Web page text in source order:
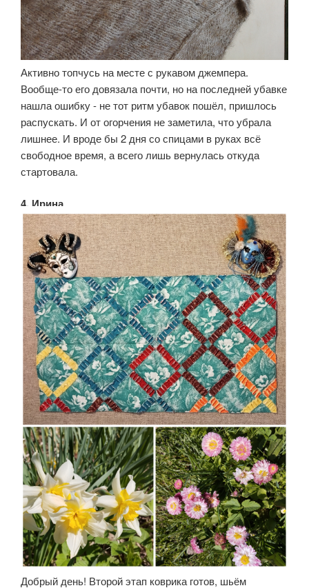
Активно топчусь на месте с рукавом джемпера.
Вообще-то его довязала почти, но на последней убавке
нашла ошибку - не тот ритм убавок пошёл, пришлось
распускать. И от огорчения не заметила, что убрала
лишнее. И вроде бы 2 дня со спицами в руках всё
свободное время, а всего лишь вернулась откуда
стартовала.
4. Ирина
Добрый день! Второй этап коврика готов, шьём